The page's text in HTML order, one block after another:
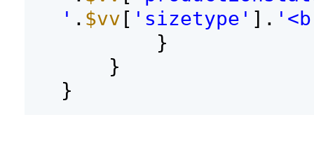
' . $vv [ 'sizetype' ].
}
}
}